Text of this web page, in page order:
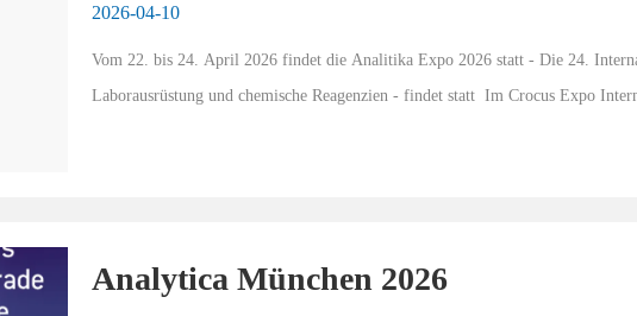
2026-04-10
Vom 22. bis 24. April 2026 findet die Analitika Expo 2026 statt - Die 24.
Laborausrüstung und chemische Reagenzien - findet statt  Im Crocus Expo
Analytica München 2026